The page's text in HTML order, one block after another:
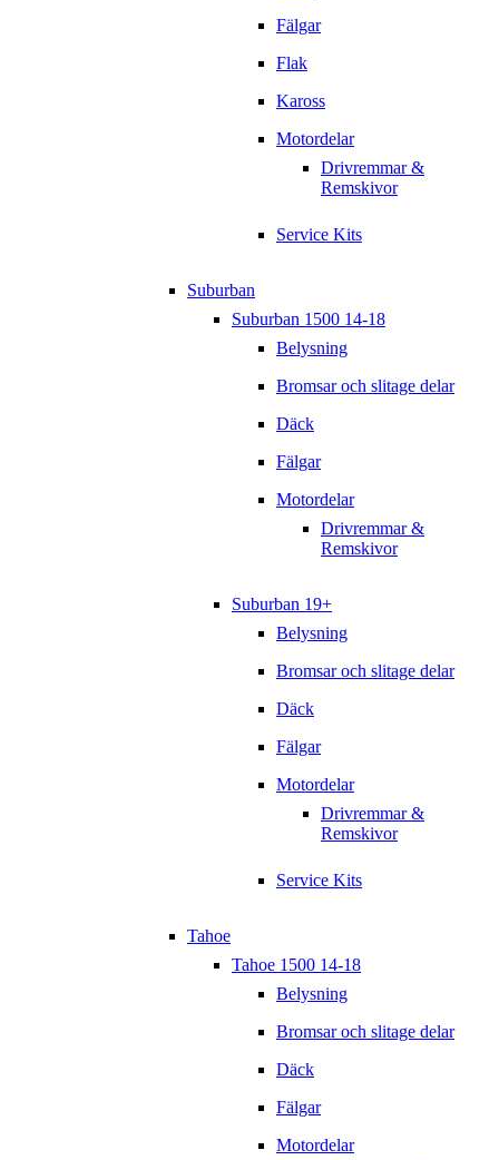
Fälgar
Flak
Kaross
Motordelar
Drivremmar &
Remskivor
Service Kits
Suburban
Suburban 1500 14-18
Belysning
Bromsar och slitage delar
Däck
Fälgar
Motordelar
Drivremmar &
Remskivor
Suburban 19+
Belysning
Bromsar och slitage delar
Däck
Fälgar
Motordelar
Drivremmar &
Remskivor
Service Kits
Tahoe
Tahoe 1500 14-18
Belysning
Bromsar och slitage delar
Däck
Fälgar
Motordelar